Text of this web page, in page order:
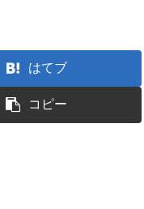
はてブ
コピー